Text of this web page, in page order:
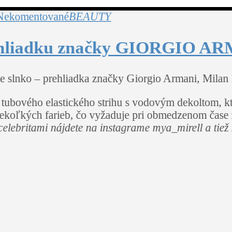
BEAUTY
značky GIORGIO
slnko – prehliadka značky Giorgio Armani, Milan
elastického strihu s vodovým
farieb, čo vyžaduje pri obmedzenom
nájdete na instagrame mya_mirell a